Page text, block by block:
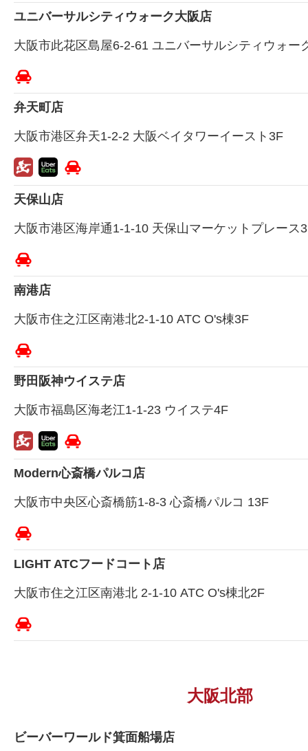
ユニバーサルシティウォーク大阪店
大阪市此花区島屋6-2-61 ユニバーサルシティウォー
弁天町店
大阪市港区弁天1-2-2 大阪ベイタワーイースト3F
天保山店
大阪市港区海岸通1-1-10 天保山マーケットプレース
南港店
大阪市住之江区南港北2-1-10 ATC O's棟3F
野田阪神ウイステ店
大阪市福島区海老江1-1-23 ウイステ4F
Modern心斎橋パルコ店
大阪市中央区心斎橋筋1-8-3 心斎橋パルコ 13F
LIGHT ATCフードコート店
大阪市住之江区南港北 2-1-10 ATC O's棟北2F
大阪北部
ビーバーワールド箕面船場店